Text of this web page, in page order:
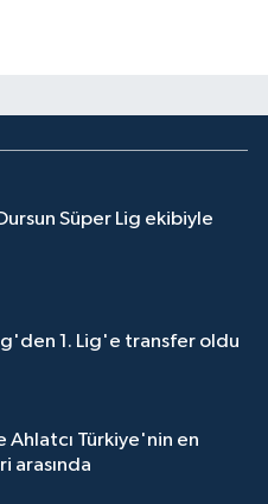
Süper Lig ekibiyle
1. Lig'e transfer oldu
Ahlatcı Türkiye'nin en
arasında